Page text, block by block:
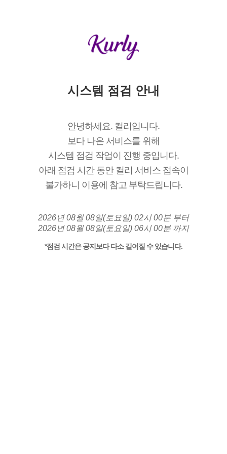
시스템 점검 안내
안녕하세요. 컬리입니다.
보다 나은 서비스를 위해
시스템 점검 작업이 진행 중입니다.
아래 점검 시간 동안 컬리 서비스 접속이
불가하니 이용에 참고 부탁드립니다.
2026년 08월 08일(토요일) 02시 00분 부터
2026년 08월 08일(토요일) 06시 00분 까지
*점검 시간은 공지보다 다소 길어질 수 있습니다.